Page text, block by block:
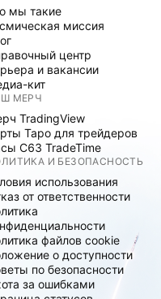
мы такие
миссия
центр
и вакансии
кит
МЕРЧ
TradingView
Таро для трейдеров
C63 TradeTime
И БЕЗОПАСНОСТЬ
использования
от ответственности
файлов cookie
о доступности
по безопасности
за ошибками